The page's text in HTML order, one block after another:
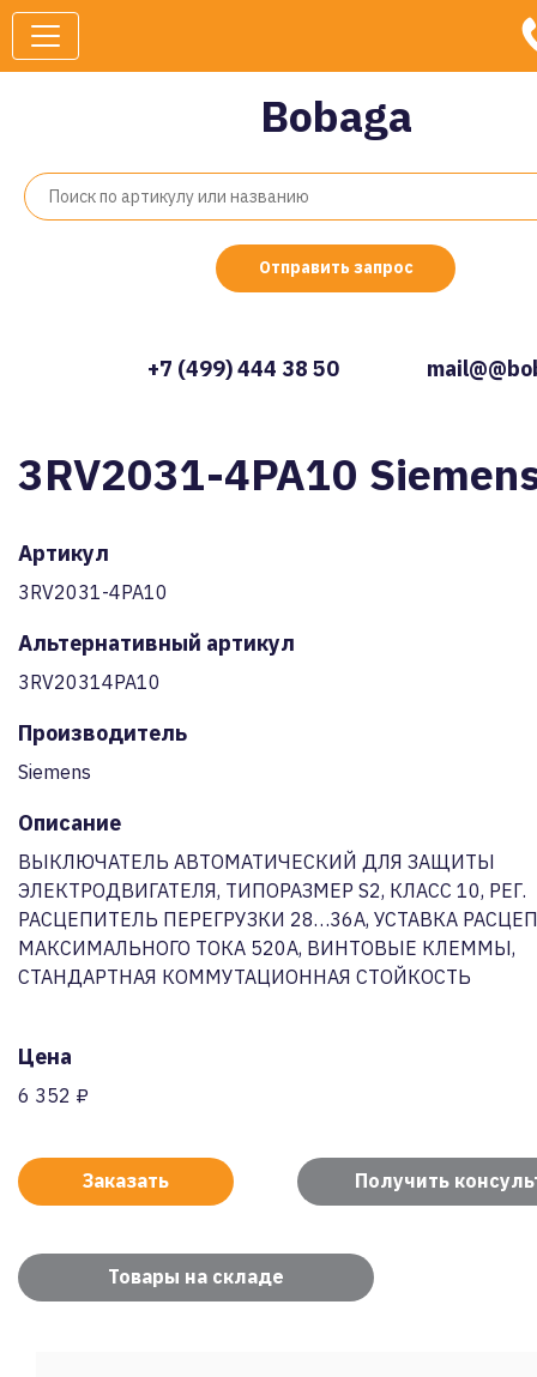
Bobaga
Отправить запрос
+7 (499) 444 38 50
3RV2031-4PA10
Артикул
3RV2031-4PA10
Альтернативный артикул
3RV20314PA10
Производитель
Siemens
Описание
ВЫКЛЮЧАТЕЛЬ АВТОМАТИЧЕСКИЙ ДЛЯ ЗАЩИТЫ
ЭЛЕКТРОДВИГАТЕЛЯ, ТИПОРАЗМЕР S2, КЛАСС 10, РЕГ.
РАСЦЕПИТЕЛЬ ПЕРЕГРУЗКИ 28…36А, УСТАВКА
МАКСИМАЛЬНОГО ТОКА 520A, ВИНТОВЫЕ КЛЕММЫ,
СТАНДАРТНАЯ КОММУТАЦИОННАЯ СТОЙКОСТЬ
Цена
6 352 ₽
Заказать Получить
Товары на складе